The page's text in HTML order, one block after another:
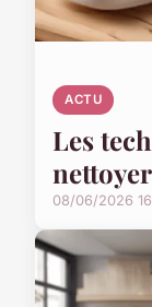
ACTU
Les
08/06/2026